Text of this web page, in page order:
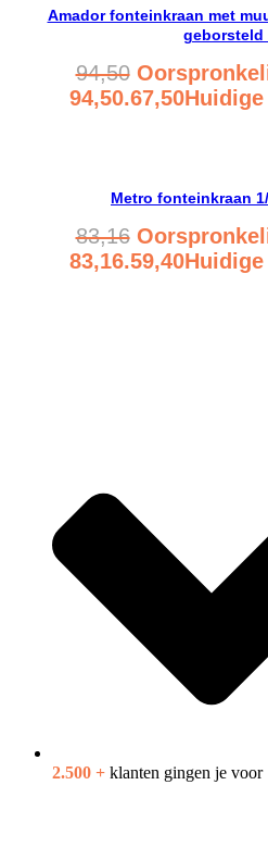
Amador fonteinkraan met
geborsteld
94,50
94,50.67,50
Metro fonteinkraan
83,16
83,16.59,40
2.500 + klanten gingen je voor